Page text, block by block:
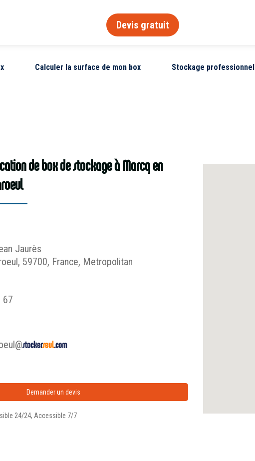
Devis gratuit
Calculer la surface de mon box Stockage professionnel
Jaurès
59700, France, Metropolitan
67
stockerseul.com
Demander un devis
24/24, Accessible 7/7